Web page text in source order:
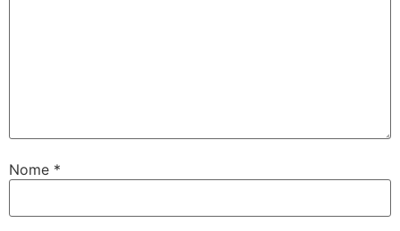
Nome *